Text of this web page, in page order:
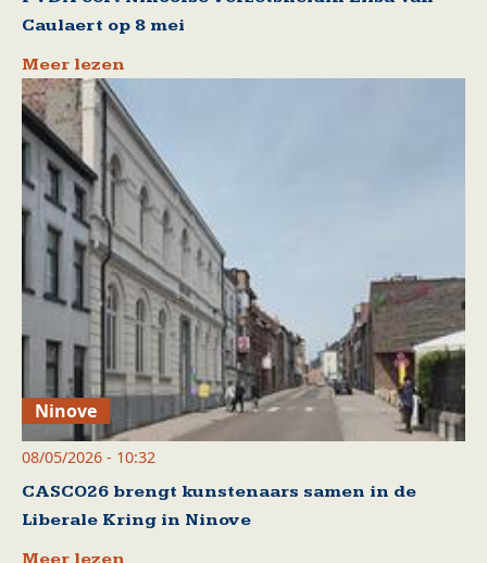
Caulaert op 8 mei
Meer lezen
Ninove
08/05/2026 - 10:32
CASCO26 brengt kunstenaars samen in de
Liberale Kring in Ninove